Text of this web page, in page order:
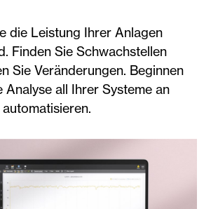
die Leistung Ihrer Anlagen
Finden Sie Schwachstellen
Sie Veränderungen. Beginnen
Analyse all Ihrer Systeme an